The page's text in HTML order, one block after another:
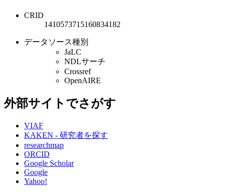
CRID
1410573715160834182
データソース種別
JaLC
NDLサーチ
Crossref
OpenAIRE
外部サイトでさがす
VIAF
KAKEN - 研究者を探す
researchmap
ORCID
Google Scholar
Google
Yahoo!